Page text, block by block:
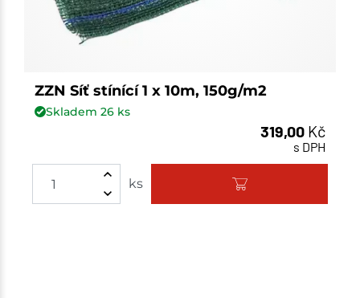
ZZN Síť stínící 1 x 10m, 150g/m2
Skladem 26ks
319,00 Kč
s DPH
ks